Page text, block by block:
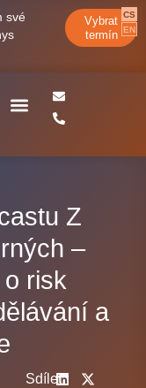
své
Vybrat
termín
CS
EN
Z
–
risk
a
Sdílet